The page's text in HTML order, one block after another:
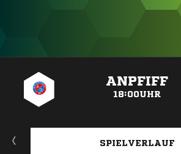
ANPFIFF
18:00UHR
SPIELVERLAUF